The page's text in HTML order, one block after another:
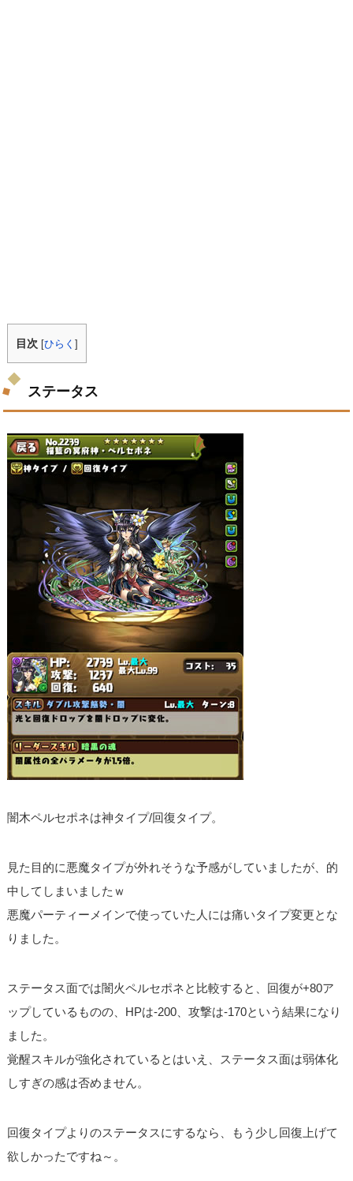
目次 [ひらく]
ステータス
闇木ペルセポネは神タイプ/回復タイプ。
見た目的に悪魔タイプが外れそうな予感がしていましたが、的
中してしまいましたｗ
悪魔パーティーメインで使っていた人には痛いタイプ変更とな
りました。
ステータス面では闇火ペルセポネと比較すると、回復が+80ア
ップしているものの、HPは-200、攻撃は-170という結果になり
ました。
覚醒スキルが強化されているとはいえ、ステータス面は弱体化
しすぎの感は否めません。
回復タイプよりのステータスにするなら、もう少し回復上げて
欲しかったですね～。